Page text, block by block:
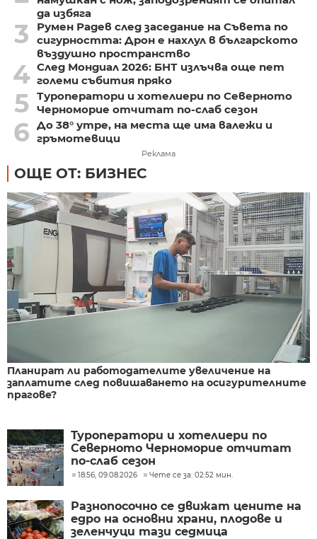
да избяга
3
Румен Радев след заседание на Съвета по
сигурността: Дрон е нахлул в българското
въздушно пространство
4 След Мондиал 2026: БНТ излъчва още пет
големи събития пряко
5 Туроператори и хотелиери по Северното
Черноморие отчитат по-слаб сезон
6 До 38° утре, на места ще има валежи и
гръмотевици
Реклама
ОЩЕ ОТ: БИЗНЕС
Планират ли работодателите увеличение на
заплатите след повишаването на осигурителните
прагове?
Туроператори и хотелиери по
Северното Черноморие отчитат
по-слаб сезон
18:56, 09.08.2026 Чете се за: 02:52 мин.
Разнопосочно се движат цените на
едро на основни храни, плодове и
зеленчуци тази седмица